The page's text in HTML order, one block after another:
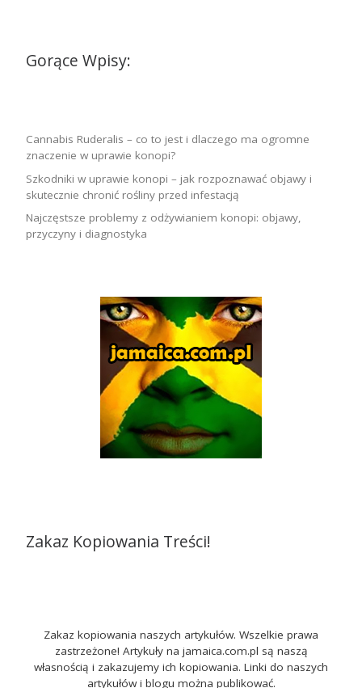
Gorące Wpisy:
Cannabis Ruderalis – co to jest i dlaczego ma ogromne
znaczenie w uprawie konopi?
Szkodniki w uprawie konopi – jak rozpoznawać objawy i
skutecznie chronić rośliny przed infestacją
Najczęstsze problemy z odżywianiem konopi: objawy,
przyczyny i diagnostyka
Zakaz Kopiowania Treści!
Zakaz kopiowania naszych artykułów. Wszelkie prawa
zastrzeżone! Artykuły na jamaica.com.pl są naszą
własnością i zakazujemy ich kopiowania. Linki do naszych
artykułów i blogu można publikować.